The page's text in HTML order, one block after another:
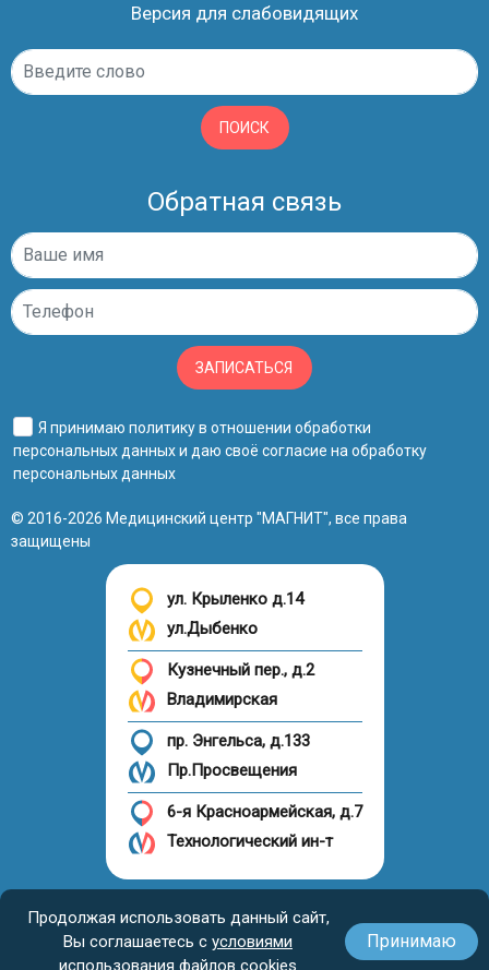
Продолжая использовать данный сайт,
Вы соглашаетесь с условиями
использования файлов cookies
Принимаю
Версия для слабовидящих
ПОИСК
Обратная связь
ЗАПИСАТЬСЯ
Я принимаю политику в отношении обработки
персональных данныхи даю своё согласие на обработку
персональных данных
© 2016-2026 Медицинский центр "МАГНИТ", все права
защищены
ул. Крыленко д.14
ул.Дыбенко
Кузнечный пер., д.2
Владимирская
пр. Энгельса, д.133
Пр.Просвещения
6-я Красноармейская, д.7
Технологический ин-т
Налоговый вычет